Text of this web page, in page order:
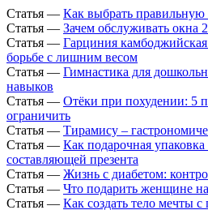
Статья — Как выбрать
Статья — Зачем обслуживать окна
Статья — Гарциния
борьбе с лишним весом
Статья — Гимнастика для
навыков
Статья — Отёки при похудении: 5
ограничить
Статья — Тирамису –
Статья — Как подарочная упаковка
составляющей презента
Статья — Жизнь с диабетом:
Статья — Что подарить женщине
Статья — Как создать тело мечты